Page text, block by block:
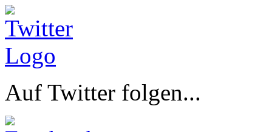
Auf Twitter folgen...